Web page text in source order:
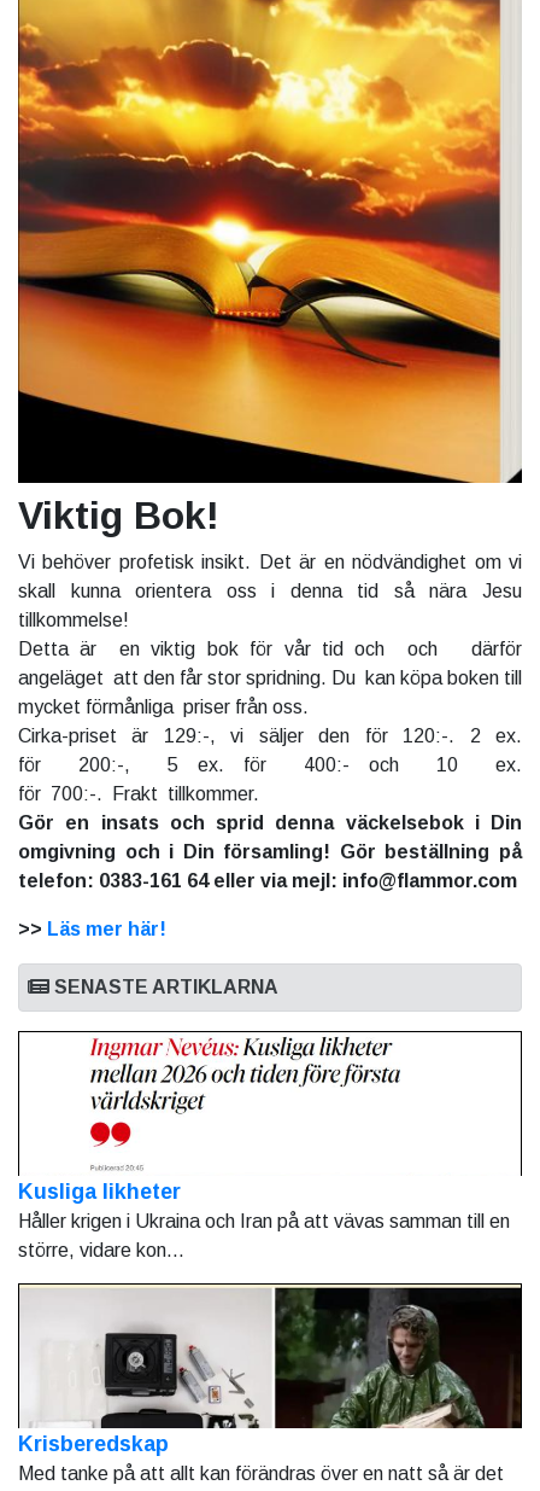
Viktig Bok!
Vi behöver profetisk insikt. Det är en nödvändighet om vi
skall kunna orientera oss i denna tid så nära Jesu
tillkommelse!
Detta är en viktig bok för vår tid och och därför
angeläget att den får stor spridning. Du kan köpa boken till
mycket förmånliga priser från oss.
Cirka-priset är 129:-, vi säljer den för 120:-. 2 ex.
för 200:-, 5 ex. för 400:- och 10 ex.
för 700:-. Frakt tillkommer.
Gör en insats och sprid denna väckelsebok i Din
omgivning och i Din församling! Gör beställning på
telefon: 0383-161 64 eller via mejl: info@flammor.com
>> Läs mer här!
SENASTE ARTIKLARNA
Kusliga likheter
Håller krigen i Ukraina och Iran på att vävas samman till en
större, vidare kon...
Krisberedskap
Med tanke på att allt kan förändras över en natt så är det